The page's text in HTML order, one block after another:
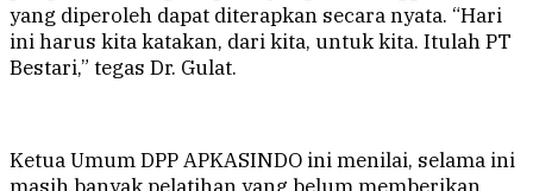
yang diperoleh dapat diterapkan secara nyata. “Hari
ini harus kita katakan, dari kita, untuk kita. Itulah PT
Bestari,” tegas Dr. Gulat.
Ketua Umum DPP APKASINDO ini menilai, selama ini